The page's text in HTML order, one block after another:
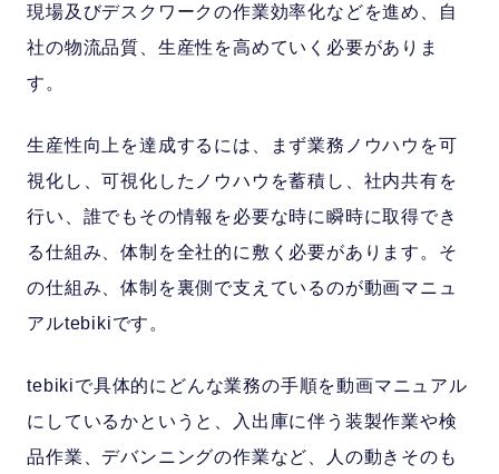
現場及びデスクワークの作業効率化などを進め、自
社の物流品質、生産性を高めていく必要がありま
す。
生産性向上を達成するには、まず業務ノウハウを可
視化し、可視化したノウハウを蓄積し、社内共有を
行い、誰でもその情報を必要な時に瞬時に取得でき
る仕組み、体制を全社的に敷く必要があります。そ
の仕組み、体制を裏側で支えているのが動画マニュ
アルtebikiです。
tebikiで具体的にどんな業務の手順を動画マニュアル
にしているかというと、入出庫に伴う装製作業や検
品作業、デバンニングの作業など、人の動きそのも